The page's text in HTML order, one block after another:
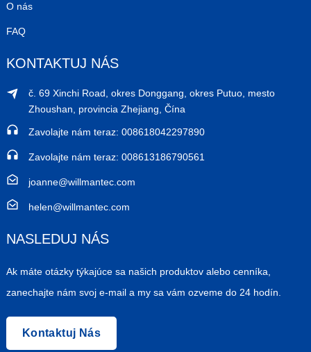
O nás
FAQ
KONTAKTUJ NÁS
č. 69 Xinchi Road, okres Donggang, okres Putuo, mesto
Zhoushan, provincia Zhejiang, Čína
Zavolajte nám teraz: 008618042297890
Zavolajte nám teraz: 008613186790561
joanne@willmantec.com
helen@willmantec.com
NASLEDUJ NÁS
Ak máte otázky týkajúce sa našich produktov alebo cenníka,
zanechajte nám svoj e-mail a my sa vám ozveme do 24 hodín.
Kontaktuj Nás